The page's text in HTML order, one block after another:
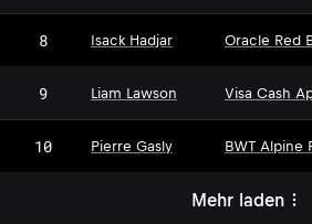
8 Isack Hadjar Oracle Red
9 Liam Lawson Visa Cash
10 Pierre Gasly BWT Alpine
Mehr laden